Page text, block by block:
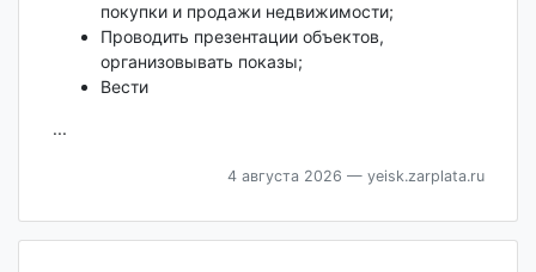
покупки и продажи недвижимости;
Проводить презентации объектов,
организовывать показы;
Вести
...
4 августа 2026 — yeisk.zarplata.ru